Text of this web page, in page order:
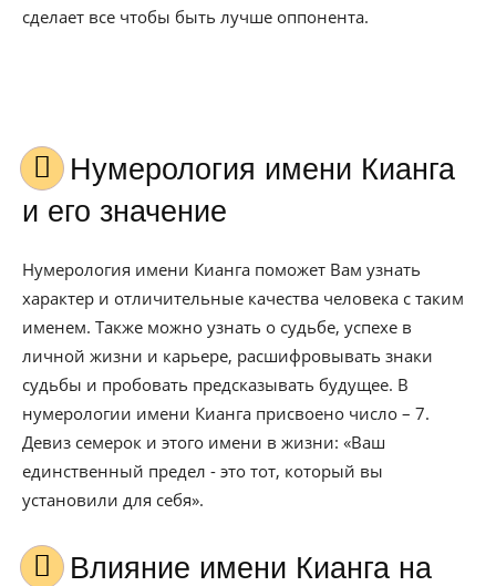
сделает все чтобы быть лучше оппонента.
Нумерология имени Кианга
и его значение
Нумерология имени Кианга поможет Вам узнать
характер и отличительные качества человека с таким
именем. Также можно узнать о судьбе, успехе в
личной жизни и карьере, расшифровывать знаки
судьбы и пробовать предсказывать будущее. В
нумерологии имени Кианга присвоено число – 7.
Девиз семерок и этого имени в жизни: «Ваш
единственный предел - это тот, который вы
установили для себя».
Влияние имени Кианга на